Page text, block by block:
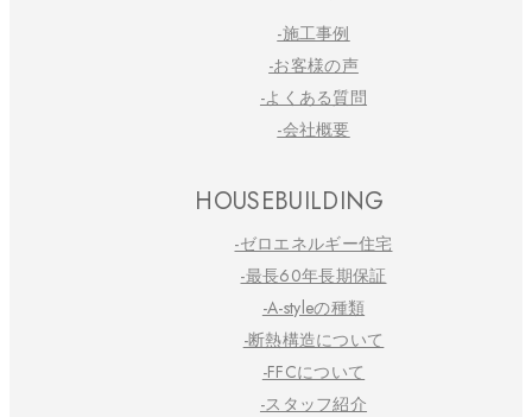
-施工事例
-お客様の声
-よくある質問
-会社概要
HOUSEBUILDING
-ゼロエネルギー住宅
-最長60年長期保証
-A-styleの種類
-断熱構造について
-FFCについて
-スタッフ紹介